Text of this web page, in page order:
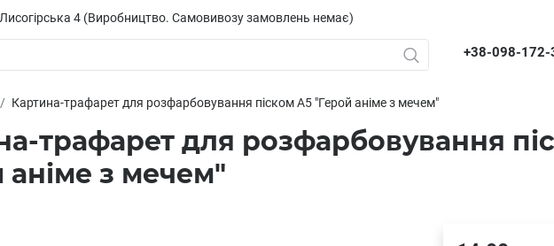
4 (Виробництво. Самовивозу замовлень немає)
+38-098-172-
Картина-трафарет для розфарбовування піском А5 "Герой аніме з мечем"
трафарет для розфарбовування
аніме з мечем"